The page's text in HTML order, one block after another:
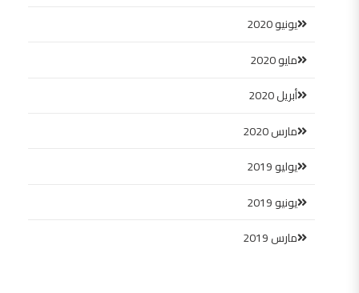
يونيو 2020
مايو 2020
أبريل 2020
مارس 2020
يوليو 2019
يونيو 2019
مارس 2019